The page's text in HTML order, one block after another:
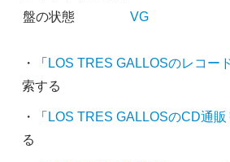
盤の状態
VG
・「 LOS TRES GALLOSのレコー
索する
・「 LOS TRES GALLOSのCD通販
る